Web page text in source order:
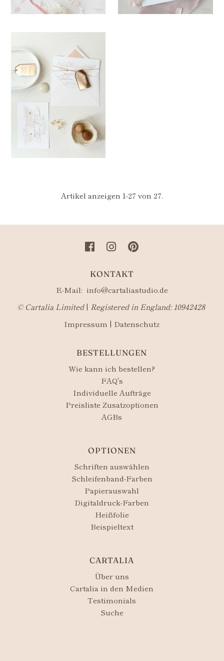
Artikel anzeigen 1-27 von 27.
KONTAKT
E-Mail: info@cartaliastudio.de
©​ Cartalia Limited| Registered in England: 10942428
Impressum | Datenschutz
BESTELLUNGEN
Wie kann ich bestellen?
FAQ's
Individuelle Aufträge
Preisliste Zusatzoptionen
AGBs
OPTIONEN
Schriften auswählen
Schleifenband-Farben
Papierauswahl
Digitaldruck-Farben
Heißfolie
Beispieltext
CARTALIA
Über uns
Cartalia in den Medien
Testimonials
Suche